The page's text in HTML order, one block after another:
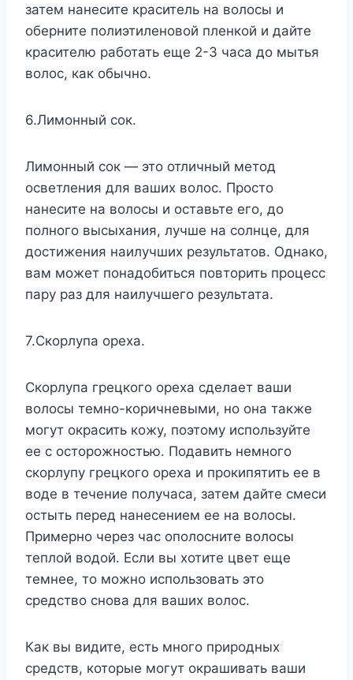
затем нанесите краситель на волосы и
оберните полиэтиленовой пленкой и дайте
красителю работать еще 2-3 часа до мытья
волос, как обычно.
6.Лимонный сок.
Лимонный сок — это отличный метод
осветления для ваших волос. Просто
нанесите на волосы и оставьте его, до
полного высыхания, лучше на солнце, для
достижения наилучших результатов. Однако,
вам может понадобиться повторить процесс
пару раз для наилучшего результата.
7.Скорлупа ореха.
Скорлупа грецкого ореха сделает ваши
волосы темно-коричневыми, но она также
могут окрасить кожу, поэтому используйте
ее с осторожностью. Подавить немного
скорлупу грецкого ореха и прокипятить ее в
воде в течение получаса, затем дайте смеси
остыть перед нанесением ее на волосы.
Примерно через час ополосните волосы
теплой водой. Если вы хотите цвет еще
темнее, то можно использовать это
средство снова для ваших волос.
Как вы видите, есть много природных
средств, которые могут окрашивать ваши